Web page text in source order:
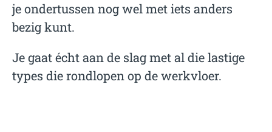
je ondertussen nog wel met iets anders
bezig kunt.
Je gaat écht aan de slag met al die lastige
types die rondlopen op de werkvloer.